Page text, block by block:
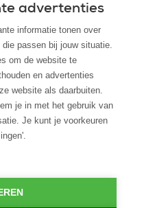
advertenties
informatie tonen over
passen bij jouw situatie.
om de website te
en advertenties
website als daarbuiten.
je in met het gebruik van
Je kunt je voorkeuren